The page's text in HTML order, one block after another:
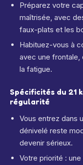
Préparez votre
maîtrisée, avec
faux-plats et les
Habituez-vous à
avec une frontale,
la fatigue.
Spécificités du 21
régularité
Vous entrez dans
dénivelé reste
devenir sérieux.
Votre priorité :